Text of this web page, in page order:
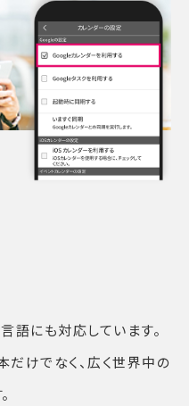
語にも対応しています。
だけでなく、広く世界中の